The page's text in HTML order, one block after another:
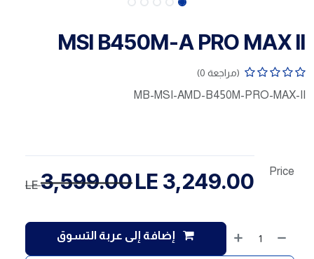
MSI B450M-A PRO MAX II
(مراجعة 0)
MB-MSI-AMD-B450M-PRO-MAX-II
إضافة إلى عربة التسوق
Price
3,249.00
3,599.00
LE